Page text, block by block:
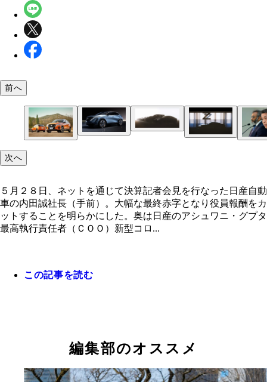
昨年の東京モーターショーに出展されて注目を集
リアは、ピュアＥＶクロスオーバーＳＵＶ。７月
決算会見でご開帳された公式動画には１２台の新
シルエットが
特に話題なのが新型フェアレディＺだ
アシュワニ・グプタ最高執行責任者（ＣＯＯ）
前へ
次へ
５月２８日、ネットを通じて決算記者会見を行なった日産自動
車の内田誠社長（手前）。大幅な最終赤字となり役員報酬をカ
ットすることを明らかにした。奥は日産のアシュワニ・グプタ
最高執行責任者（ＣＯＯ）新型コロ...
この記事を読む
編集部のオススメ